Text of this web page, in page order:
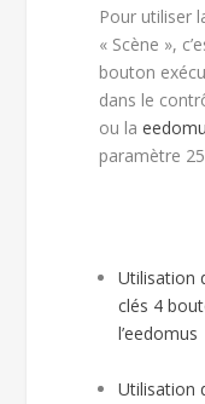
Pour utiliser
« Scène »,
bouton
dans le
ou la
paramètre
Utilisation
clés 4
l’eedomus
Utilisation